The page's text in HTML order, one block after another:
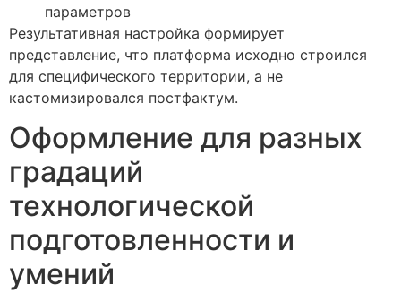
параметров
Результативная настройка формирует
представление, что платформа исходно строился
для специфического территории, а не
кастомизировался постфактум.
Оформление для разных
градаций
технологической
подготовленности и
умений